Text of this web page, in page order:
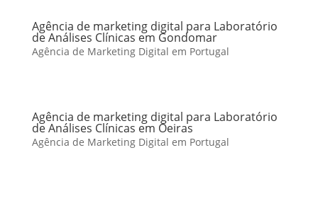
Agência de marketing digital para Laboratório
de Análises Clínicas em Gondomar
Agência de Marketing Digital em Portugal
Agência de marketing digital para Laboratório
de Análises Clínicas em Oeiras
Agência de Marketing Digital em Portugal